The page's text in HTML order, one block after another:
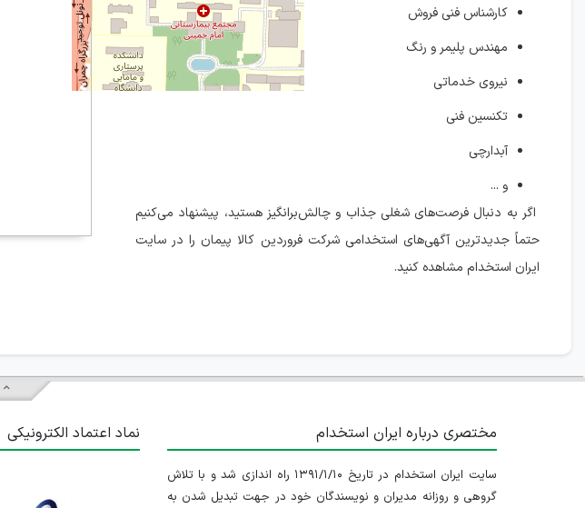
کارشناس فنی فروش
مهندس پلیمر و رنگ
نیروی خدماتی
تکنسین فنی
آبدارچی
و ...
اگر به دنبال فرصت‌های شغلی جذاب و چالش‌برانگیز هستید، پیشنهاد می‌کنیم
حتماً جدیدترین آگهی‌های استخدامی شرکت فروردین کالا پیمان را در سایت
ایران استخدام مشاهده کنید.
مختصری درباره ایران استخدام
سایت ایران استخدام در تاریخ ۱۳۹۱/۱/۱۰ راه اندازی شد و با تلاش
گروهی و روزانه مدیران و نویسندگان خود در جهت تبدیل شدن به
نماد اعتماد الکترونیکی